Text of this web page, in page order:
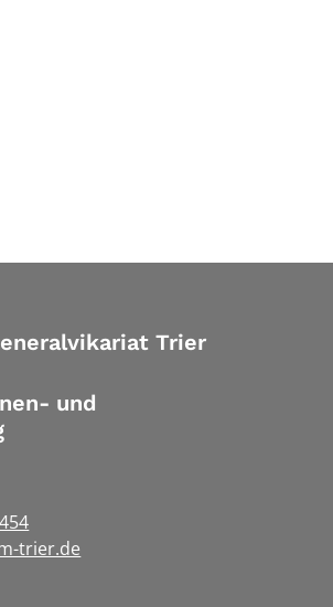
Trier
und
trier.de